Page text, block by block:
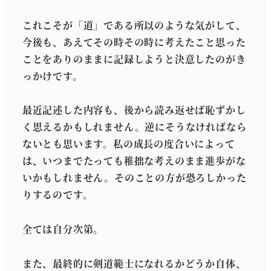
これこそが「道」である所以のような気がして、
今後も、あえてその時その時に考えたこと思った
ことをありのままに記録しようと決意したのがき
っかけです。
最近記述した内容も、後から読み返せば恥ずかし
く思えるかもしれません。逆にそうなければなら
ないとも思います。私の成長の度合いによって
は、いつまでたっても稚拙な考えのまま進歩がな
いかもしれません。そのことの方が恐ろしかった
りするのです。
全ては自分次第。
また、最終的に剣道範士になれるかどうか自体、